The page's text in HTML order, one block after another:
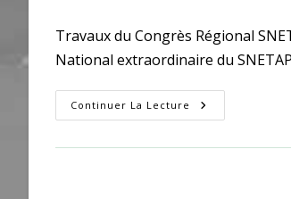
Travaux du Congrès Régional
National extraordinaire du
Continuer La Lecture Congrès
Régional